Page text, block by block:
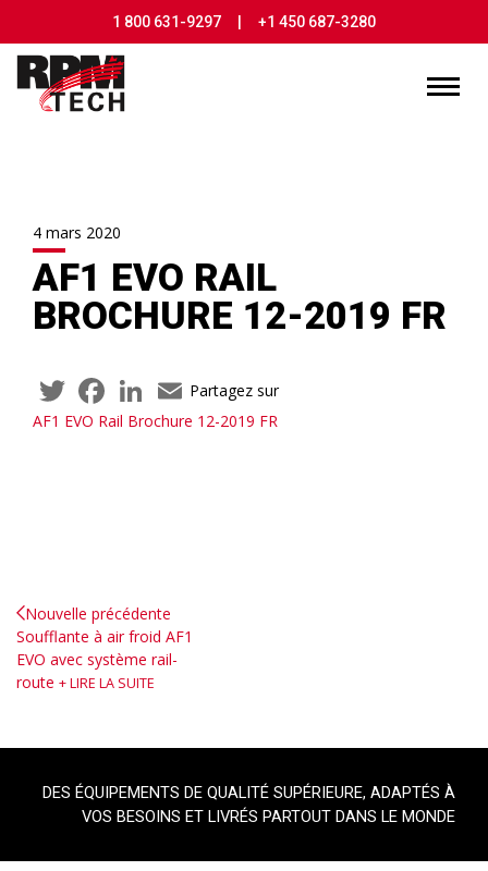
1 800 631-9297 | +1 450 687-3280
4 mars 2020
AF1 EVO RAIL
BROCHURE 12-2019 FR
Partagez sur
Twitter FacebookLinkedInEmail
AF1 EVO Rail Brochure 12-2019 FR
Nouvelle précédente
Soufflante à air froid AF1
EVO avec système rail-
route
LIRE LA SUITE
DES ÉQUIPEMENTS DE QUALITÉ SUPÉRIEURE, ADAPTÉS À
VOS BESOINS ET LIVRÉS PARTOUT DANS LE MONDE